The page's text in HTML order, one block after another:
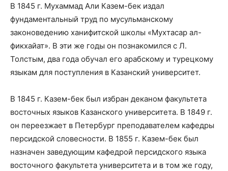
В 1845 г. Мухаммад Али Казем-бек издал
фундаментальный труд по мусульманскому
законоведению ханифитской школы «Мухтасар ал-
фикхайат». В эти же годы он познакомился с Л.
Толстым, два года обучал его арабскому и турецкому
языкам для поступления в Казанский университет.
В 1845 г. Казем-бек был избран деканом факультета
восточных языков Казанского университета. В 1849 г.
он переезжает в Петербург преподавателем кафедры
персидской словесности. В 1855 г. Казем-бек был
назначен заведующим кафедрой персидского языка
восточного факультета университета и в том же году,